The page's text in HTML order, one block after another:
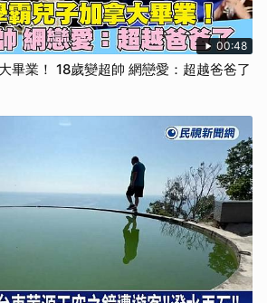
00:48
畢業！ 18歲變超帥 網戀愛：超越爸爸了